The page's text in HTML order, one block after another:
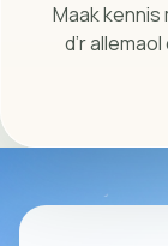
Maak
d’r